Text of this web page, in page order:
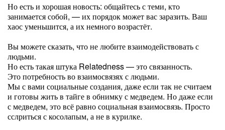
Но есть и хорошая новость: общайтесь с теми, кто
занимается собой, — их порядок может вас заразить. Ваш
хаос уменьшится, а их немного возрастёт.
Вы можете сказать, что не любите взаимодействовать с
людьми.
Но есть такая штука Relatedness — это связанность.
Это потребность во взаимосвязях с людьми.
Мы с вами социальные создания, даже если так не считаем
и готовы жить в тайге в обнимку с медведем. Но даже если
с медведем, это всё равно социальная взаимосвязь. Просто
сслриться с косолапым, а не в курилке.